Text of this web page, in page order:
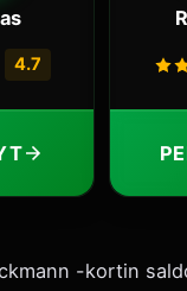
4.7
-kortin